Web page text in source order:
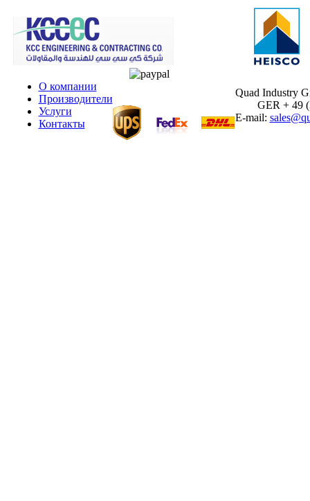
О компании
Производители
Услуги
Контакты
Quad Industry
GER + 49
E-mail: